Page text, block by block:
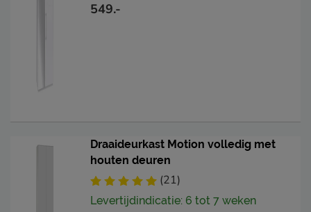
549.-
Draaideurkast Motion volledig met
houten deuren
(21)
Levertijdindicatie: 6 tot 7 weken